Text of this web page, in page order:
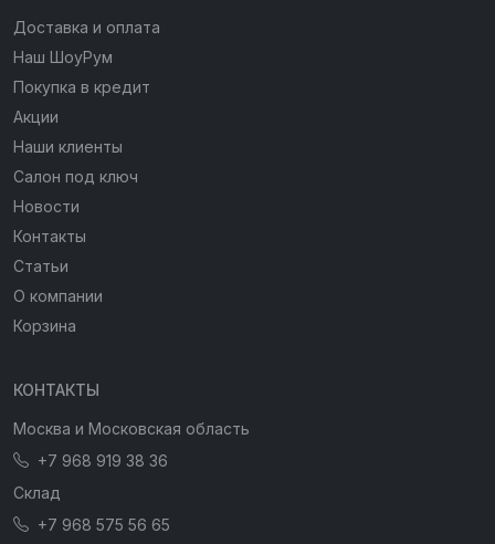
Доставка и оплата
Наш ШоуРум
Покупка в кредит
Акции
Наши клиенты
Салон под ключ
Новости
Контакты
Статьи
О компании
Корзина
КОНТАКТЫ
Москва и Московская область
+7 968 919 38 36
Склад
+7 968 575 56 65